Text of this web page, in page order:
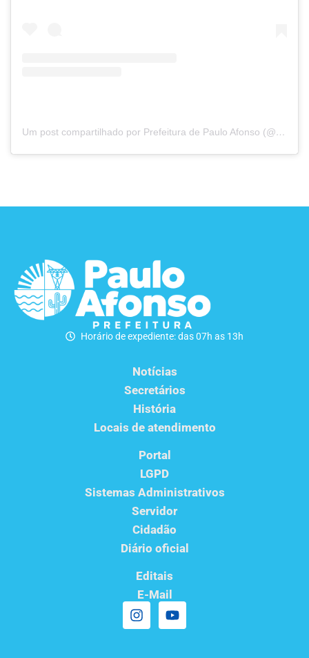
Um post compartilhado por Prefeitura de Paulo Afonso (@prefpauloafonso)
Horário de expediente: das 07h as 13h
Notícias
Secretários
História
Locais de atendimento
Portal
LGPD
Sistemas Administrativos
Servidor
Cidadão
Diário oficial
Editais
E-Mail